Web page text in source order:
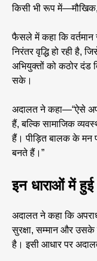
किसी भी रूप में—मौखिक,
फैसले में कहा कि वर्तमान
निरंतर वृद्धि हो रही है,
अभियुक्तों को कठोर दंड
सके।
अदालत ने कहा—“ऐसे
हैं, बल्कि सामाजिक
हैं। पीड़ित बालक के मन
बनते हैं।”
इन धाराओं में
अदालत ने कहा कि
सुरक्षा, सम्मान और उसके
है। इसी आधार पर